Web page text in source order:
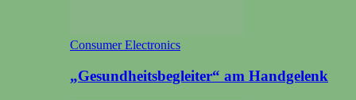
Consumer Electronics
„Gesundheitsbegleiter“ am Handgelenk